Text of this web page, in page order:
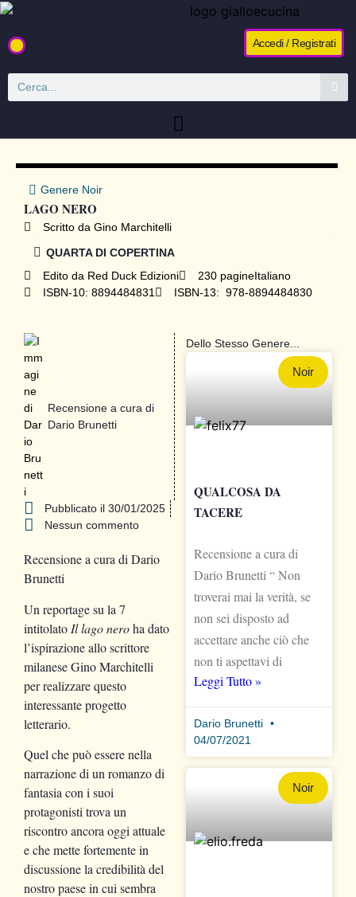
Accedi / Registrati
Genere Noir
LAGO NERO
Scritto da Gino Marchitelli
QUARTA DI COPERTINA
Edito da Red Duck Edizioni 230 pagineItaliano
ISBN-10: 8894484831
ISBN-13: ‎ 978-8894484830
Recensione a cura di
Dario Brunetti
Pubblicato il 30/01/2025
Nessun commento
Recensione a cura di Dario
Brunetti
Un reportage su la 7
intitolato Il lago neroha dato
l’ispirazione allo scrittore
milanese Gino Marchitelli
per realizzare questo
interessante progetto
letterario.
Quel che può essere nella
narrazione di un romanzo di
fantasia con i suoi
protagonisti trova un
riscontro ancora oggi attuale
e che mette fortemente in
discussione la credibilità del
nostro paese in cui sembra
Dello Stesso Genere...
Noir
QUALCOSA DA
TACERE
Recensione a cura di
Dario Brunetti “ Non
troverai mai la verità, se
non sei disposto ad
accettare anche ciò che
non ti aspettavi di
Leggi Tutto »
Dario Brunetti
04/07/2021
Noir